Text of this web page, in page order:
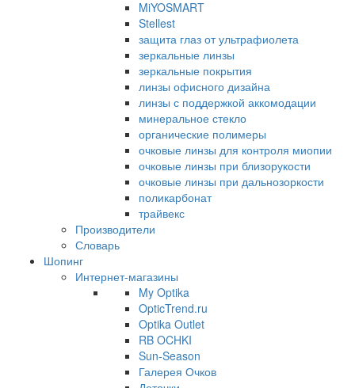
MiYOSMART
Stellest
защита глаз от ультрафиолета
зеркальные линзы
зеркальные покрытия
линзы офисного дизайна
линзы с поддержкой аккомодации
минеральное стекло
органические полимеры
очковые линзы для контроля миопии
очковые линзы при близорукости
очковые линзы при дальнозоркости
поликарбонат
трайвекс
Производители
Словарь
Шопинг
Интернет-магазины
My Optika
OpticTrend.ru
Optika Outlet
RB OCHKI
Sun-Season
Галерея Очков